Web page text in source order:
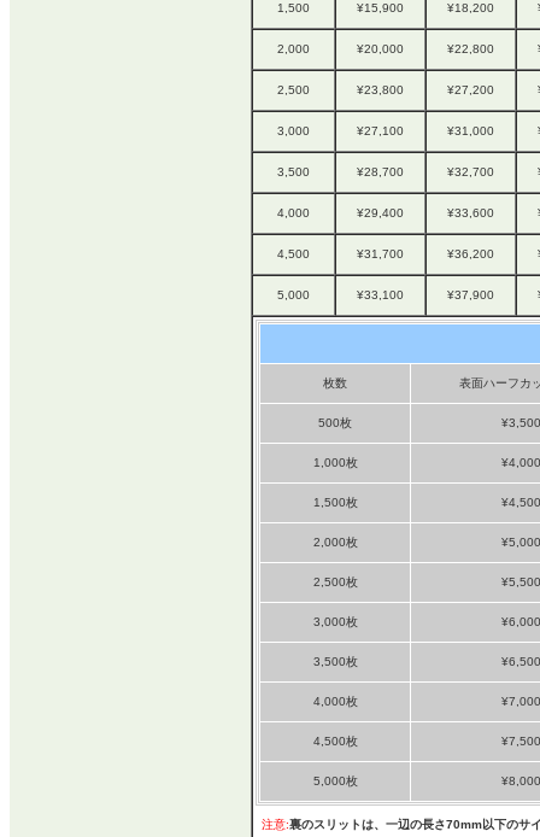
1,500 ¥15,900 ¥18,200
2,000 ¥20,000 ¥22,800
2,500 ¥23,800 ¥27,200
3,000 ¥27,100 ¥31,000
3,500 ¥28,700 ¥32,700
4,000 ¥29,400 ¥33,600
4,500 ¥31,700 ¥36,200
5,000 ¥33,100 ¥37,900
枚数 表面ハーフカ
500枚 ¥3,500
1,000枚 ¥4,000
1,500枚 ¥4,500
2,000枚 ¥5,000
2,500枚 ¥5,500
3,000枚 ¥6,000
3,500枚 ¥6,500
4,000枚 ¥7,000
4,500枚 ¥7,500
5,000枚 ¥8,000
注意:裏のスリットは、一辺の長さ70mm以下のサ